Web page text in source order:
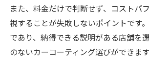
ト
格安カーコーティングで気を
点
カーコーティング安いプラン
また、料金だけで判断せず、コストパ
視することが失敗しないポイントです
であり、納得できる説明がある店舗を
のないカーコーティング選びができます